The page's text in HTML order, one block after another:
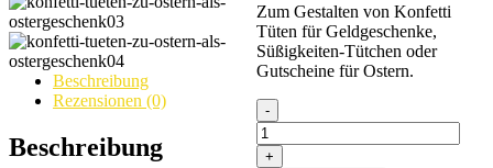
Zum Gestalten von Konfetti
Tüten für Geldgeschenke,
Süßigkeiten-Tütchen oder
Gutscheine für Ostern.
Konfetti
Tüten
für
Beschreibung
Rezensionen (0)
Beschreibung